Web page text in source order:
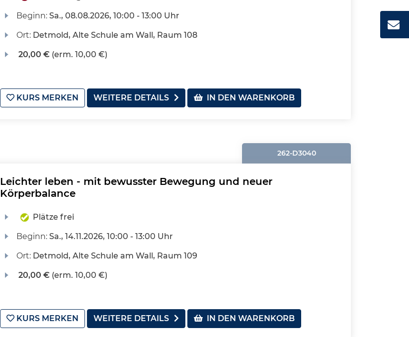
Beginn: Sa., 08.08.2026, 10:00 - 13:00 Uhr
Ort: Detmold, Alte Schule am Wall, Raum 108
20,00 €(erm. 10,00 €)
KURS MERKEN WEITERE DETAILS IN DEN WARENKORB
262-D3040
Leichter leben - mit bewusster Bewegung und neuer
Körperbalance
Plätze frei
Beginn: Sa., 14.11.2026, 10:00 - 13:00 Uhr
Ort: Detmold, Alte Schule am Wall, Raum 109
20,00 €(erm. 10,00 €)
KURS MERKEN WEITERE DETAILS IN DEN WARENKORB